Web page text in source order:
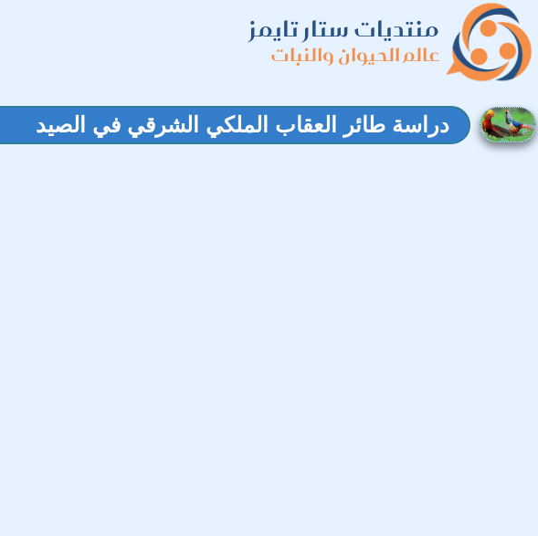
منتديات ستار تايمز
عالم الحيوان والنبات
دراسة طائر العقاب الملكي الشرقي في الصيد